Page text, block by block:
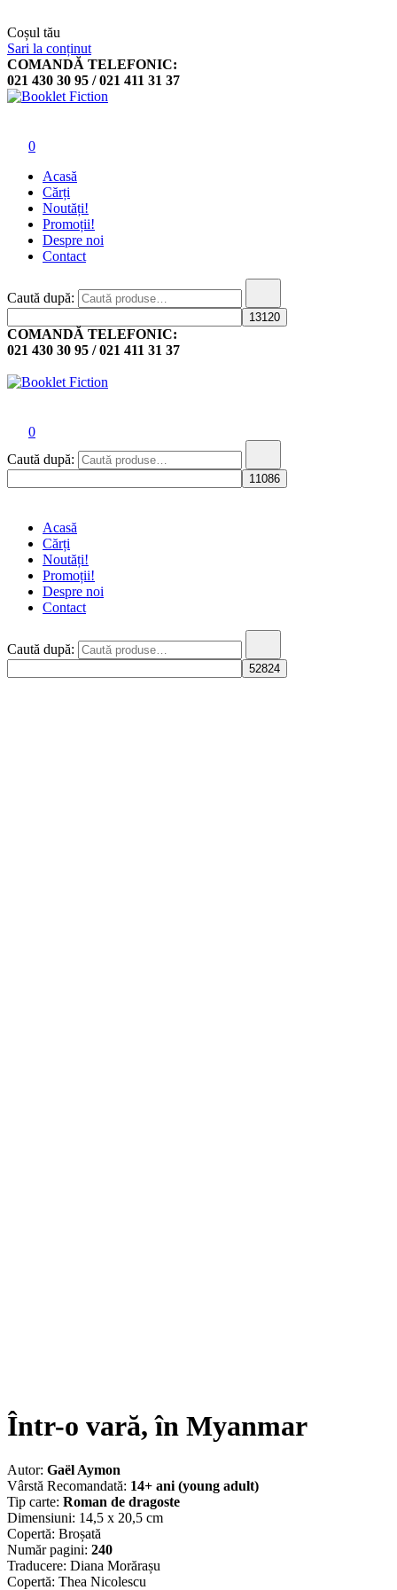
Coșul tău
Sari la conținut
COMANDĂ TELEFONIC:
021 430 30 95 / 021 411 31 37
0
Acasă
Cărți
Noutăți!
Promoții!
Despre noi
Contact
Caută după:
COMANDĂ TELEFONIC:
021 430 30 95 / 021 411 31 37
0
Caută după:
Acasă
Cărți
Noutăți!
Promoții!
Despre noi
Contact
Caută după:
Într-o vară, în Myanmar
Autor: Gaël Aymon
Vârstă Recomandată: 14+ ani (young adult)
Tip carte: Roman de dragoste
Dimensiuni: 14,5 x 20,5 cm
Copertă: Broșată
Număr pagini: 240
Traducere: Diana Morărașu
Copertă: Thea Nicolescu